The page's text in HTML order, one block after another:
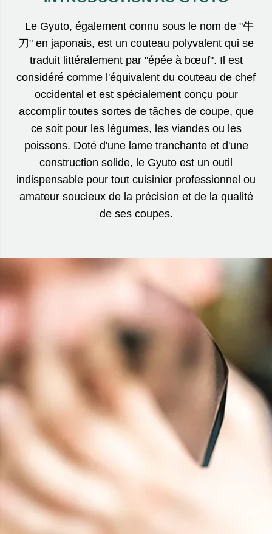
Le Gyuto, également connu sous le nom de "牛
刀" en japonais, est un couteau polyvalent qui se
traduit littéralement par "épée à bœuf". Il est
considéré comme l'équivalent du couteau de chef
occidental et est spécialement conçu pour
accomplir toutes sortes de tâches de coupe, que
ce soit pour les légumes, les viandes ou les
poissons. Doté d'une lame tranchante et d'une
construction solide, le Gyuto est un outil
indispensable pour tout cuisinier professionnel ou
amateur soucieux de la précision et de la qualité
de ses coupes.